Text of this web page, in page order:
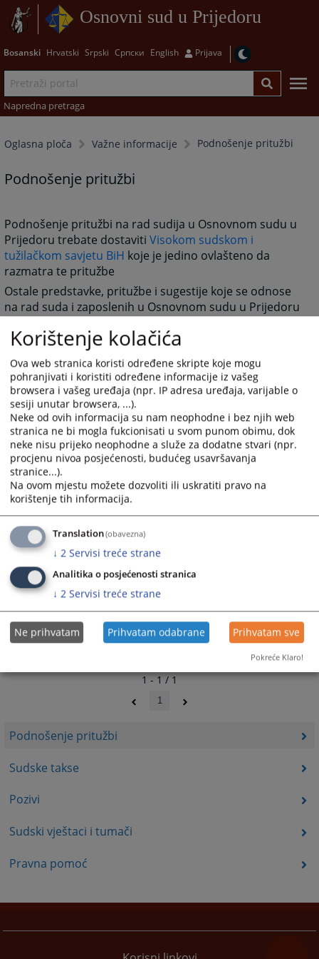
Osnovni sud u Prijedoru
Bosanski Hrvatski Srpski Српски English Prijava
Napredna pretraga
Oglasna ploča Važne informacije Podnošenje pritužbi
Podnošenje pritužbi
Sudske takse
Pozivi
Sudski vještaci i tumači
Pravna pomoć
Podnošenje pritužbi
Podnošenje pritužbi na rad sudija u Osnovnom sudu u
Prijedoru trebate dostavitiVisokom sudskom i
tužilačkom savjetu BiH koje je jedino ovlašteno da
razmatra te pritužbe
Ostale predstavke, pritužbe i sugestije koje se odnose
na rad suda i zaposlenih u Osnovnom sudu u Prijedoru
holu prizemlja zgrade Osnovnog suda u Prijedoru.
6774PREGLEDA
1 - 1 / 1
1
Korištenje kolačića
Ova web stranica koristi određene skripte koje mogu
pohranjivati i koristiti određene informacije iz vašeg
browsera i vašeg uređaja (npr. IP adresa uređaja, varijable o
sesiji unutar browsera, ...).
Neke od ovih informacija su nam neophodne i bez njih web
stranica ne bi mogla fukcionisati u svom punom obimu, dok
neke nisu prijeko neophodne a služe za dodatne stvari (npr.
procjenu nivoa posjećenosti, budućeg usavršavanja
stranice...).
Na ovom mjestu možete dozvoliti ili uskratiti pravo na
korištenje tih informacija.
Translation(obavezna)
↓ 2 Servisi treće strane
Analitika o posjećenosti stranica
↓ 2 Servisi treće strane
Ne prihvatam Prihvatam odabrane Prihvatam sve
Pokreće Klaro!